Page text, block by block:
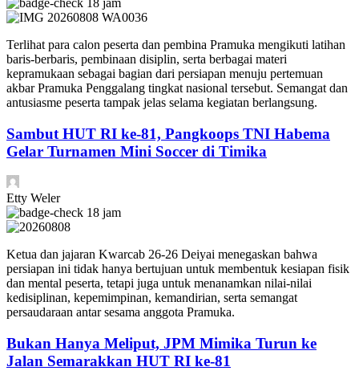
Terlihat para calon peserta dan pembina Pramuka mengikuti latihan
baris-berbaris, pembinaan disiplin, serta berbagai materi
kepramukaan sebagai bagian dari persiapan menuju pertemuan
akbar Pramuka Penggalang tingkat nasional tersebut. Semangat dan
antusiasme peserta tampak jelas selama kegiatan berlangsung.
Sambut HUT RI ke-81, Pangkoops TNI Habema
Gelar Turnamen Mini Soccer di Timika
Etty Weler
18 jam
Ketua dan jajaran Kwarcab 26-26 Deiyai menegaskan bahwa
persiapan ini tidak hanya bertujuan untuk membentuk kesiapan fisik
dan mental peserta, tetapi juga untuk menanamkan nilai-nilai
kedisiplinan, kepemimpinan, kemandirian, serta semangat
persaudaraan antar sesama anggota Pramuka.
Bukan Hanya Meliput, JPM Mimika Turun ke
Jalan Semarakkan HUT RI ke-81